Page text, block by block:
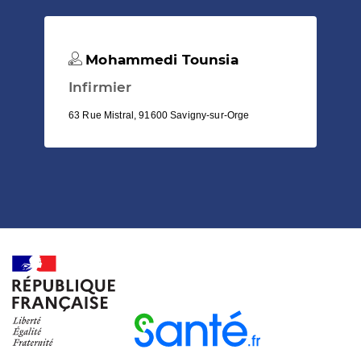
Mohammedi Tounsia
Infirmier
63 Rue Mistral, 91600 Savigny-sur-Orge